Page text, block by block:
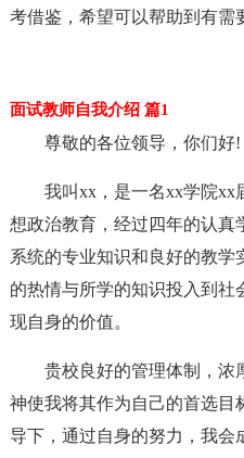
考借鉴，希望可以帮助到有需
面试教师自我介绍 篇1
尊敬的各位领导，你们好!
我叫xx，是一名xx学院xx
想政治教育，经过四年的认真
系统的专业知识和良好的教学
的热情与所学的知识投入到
现自身的价值。
贵校良好的管理体制，浓
神使我将其作为自己的首选目
导下，通过自身的努力，我会